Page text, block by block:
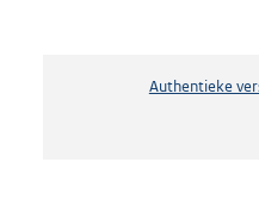
Authentieke